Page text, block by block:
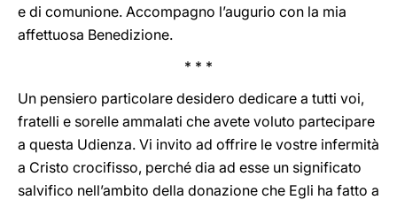
e di comunione. Accompagno l’augurio con la mia
affettuosa Benedizione.
* * *
Un pensiero particolare desidero dedicare a tutti voi,
fratelli e sorelle ammalati che avete voluto partecipare
a questa Udienza. Vi invito ad offrire le vostre infermità
a Cristo crocifisso, perché dia ad esse un significato
salvifico nell’ambito della donazione che Egli ha fatto a